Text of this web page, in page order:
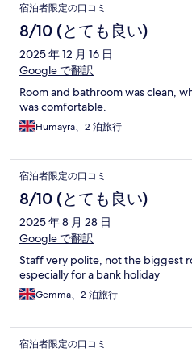
宿泊者限定の口コミ
8/10 (とても良い)
2025 年 12 月 16 日
Google で翻訳
Room and bathroom was clean,
was comfortable.
Humayra、2 泊旅行
宿泊者限定の口コミ
8/10 (とても良い)
2025 年 8 月 28 日
Google で翻訳
Staff very polite, not the biggest
especially for a bank holiday
Gemma、2 泊旅行
宿泊者限定の口コミ